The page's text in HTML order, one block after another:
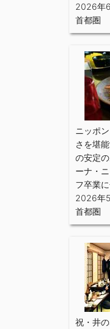
2026年
首都圏
ニッポ
さを堪
の安定
ーナ・
フ卒業
2026年
首都圏
祝・井